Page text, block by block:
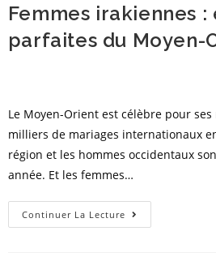
dames
du
Femmes irakiennes :
parfaites du Moyen-
Le Moyen-Orient est célèbre pour
milliers de mariages internationaux
région et les hommes occidentaux
année. Et les femmes…
Continuer La Lecture
irakiennes